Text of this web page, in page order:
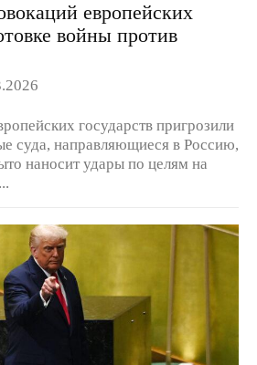
европейских
войны против
государств пригрозили
суда, направляющиеся в Россию,
наносит удары по целям на